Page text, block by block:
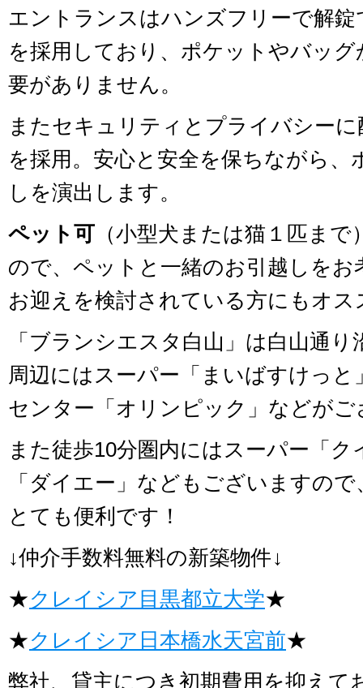
エントランスはハンズフリーで解錠
を採用しており、ポケットやバッ
要がありません。
またセキュリティとプライバシー
を採用。安心と安全を保ちながら、
しを演出します。
ペット可 （小型犬または猫１匹ま
ので、ペットと一緒のお引越しをお
お迎えを検討されている方にもオス
「ブランシエスタ白山」は白山通
周辺にはスーパー「まいばすけっと
センター「オリンピック」などがご
また徒歩10分圏内にはスーパー「ク
「ダイエー」などもございますの
とても便利です！
↓仲介手数料無料の新築物件↓
★クレイシア目黒都立大学★
★クレイシア日本橋水天宮前★
弊社、貸主につき初期費用を抑えて